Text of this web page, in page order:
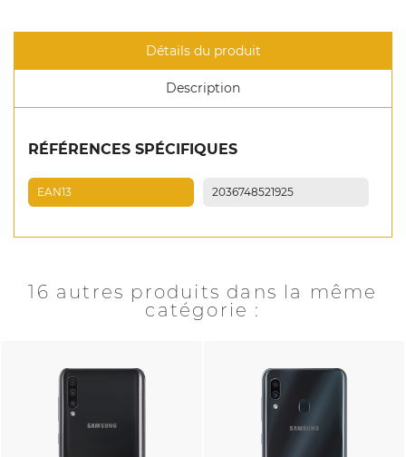
Détails du produit
Description
RÉFÉRENCES SPÉCIFIQUES
EAN13 2036748521925
16 autres produits dans la même
catégorie :